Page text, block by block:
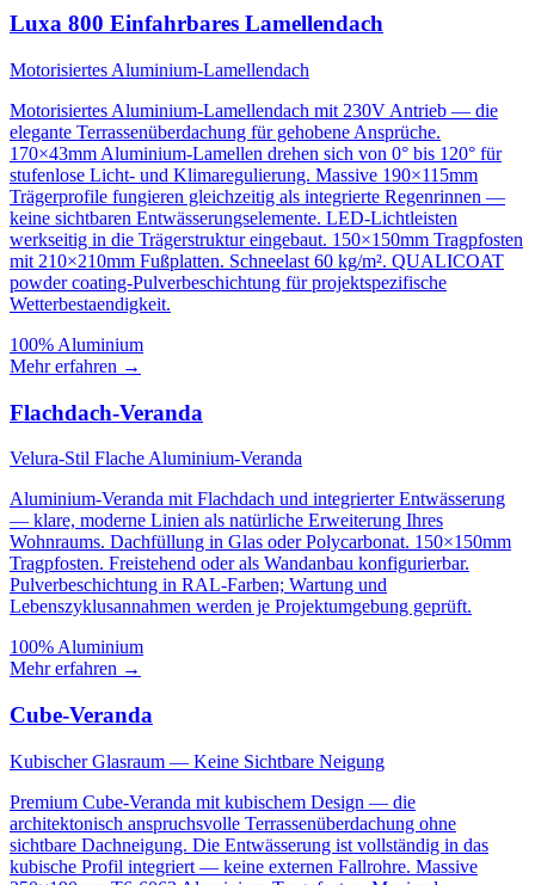
Luxa 800 Einfahrbares Lamellendach
Motorisiertes Aluminium-Lamellendach
Motorisiertes Aluminium-Lamellendach mit 230V Antrieb — die
elegante Terrassenüberdachung für gehobene Ansprüche.
170×43mm Aluminium-Lamellen drehen sich von 0° bis 120° für
stufenlose Licht- und Klimaregulierung. Massive 190×115mm
Trägerprofile fungieren gleichzeitig als integrierte Regenrinnen —
keine sichtbaren Entwässerungselemente. LED-Lichtleisten
werkseitig in die Trägerstruktur eingebaut. 150×150mm Tragpfosten
mit 210×210mm Fußplatten. Schneelast 60 kg/m². QUALICOAT
powder coating-Pulverbeschichtung für projektspezifische
Wetterbestaendigkeit.
100% Aluminium
Mehr erfahren →
Flachdach-Veranda
Velura-Stil Flache Aluminium-Veranda
Aluminium-Veranda mit Flachdach und integrierter Entwässerung
— klare, moderne Linien als natürliche Erweiterung Ihres
Wohnraums. Dachfüllung in Glas oder Polycarbonat. 150×150mm
Tragpfosten. Freistehend oder als Wandanbau konfigurierbar.
Pulverbeschichtung in RAL-Farben; Wartung und
Lebenszyklusannahmen werden je Projektumgebung geprüft.
100% Aluminium
Mehr erfahren →
Cube-Veranda
Kubischer Glasraum — Keine Sichtbare Neigung
Premium Cube-Veranda mit kubischem Design — die
architektonisch anspruchsvolle Terrassenüberdachung ohne
sichtbare Dachneigung. Die Entwässerung ist vollständig in das
kubische Profil integriert — keine externen Fallrohre. Massive